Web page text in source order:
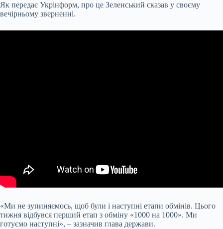
Як передає Укрінформ, про це Зеленський сказав у своєму
вечірньому зверненні.
«Ми не зупиняємось, щоб були і наступні етапи обмінів. Цього
тижня відбувся перший етап з обміну «1000 на 1000». Ми
готуємо наступні», – зазначив глава держави.